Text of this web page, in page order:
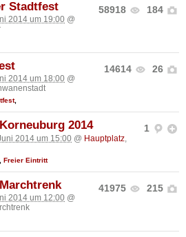
58918 184
Stadtfest
2014 um 19:00 @
14614 26
2014 um 18:00 @
,
1
2014
2014 um 15:00 @ Hauptplatz
Freier Eintritt
41975 215
2014 um 12:00 @